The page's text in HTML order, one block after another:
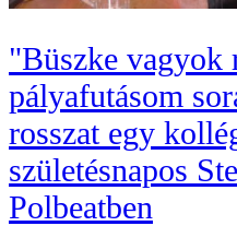
"Büszke vagyok
pályafutásom
rosszat egy
születésnapos
Polbeatben